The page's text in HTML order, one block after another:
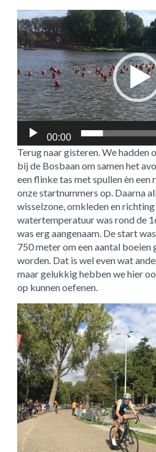
Videospeler
00:00
Terug naar gisteren. We hadden
bij de Bosbaan om samen het
een flinke tas met spullen èn een
onze startnummers op. Daarna
wisselzone, omkleden en
watertemperatuur was rond de
was erg aangenaam. De start
750 meter om een aantal boeien
worden. Dat is wel even wat
maar gelukkig hebben we hier
op kunnen oefenen.